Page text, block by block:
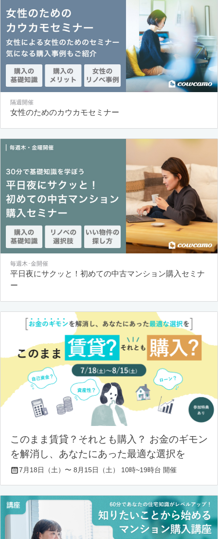
隔週開催
女性のためのカウカモセミナー
毎週木･金開催
平日夜にサクッと！初めての中古マンション購入セミナ
ー
このまま賃貸？それとも購入？ お金のギモン
を解消し、あなたにあった最適な選択を
7月18日（土）〜 8月15日（土） 10時~19時台 開催